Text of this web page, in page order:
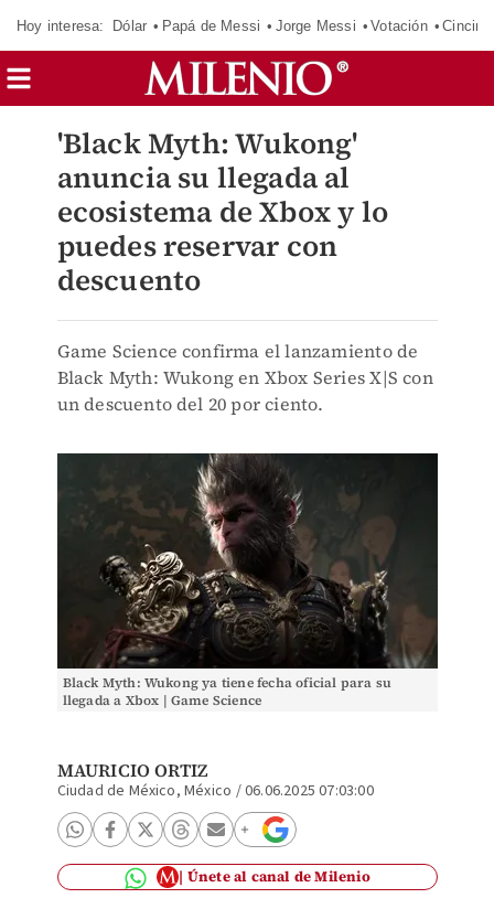
Hoy interesa: Dólar Papá de Messi Jorge Messi Votación
'Black Myth: Wukong'
anuncia su llegada al
ecosistema de Xbox y lo
puedes reservar con
descuento
Game Science confirma el lanzamiento de
Black Myth: Wukong en Xbox Series X|S con
un descuento del 20 por ciento.
Black Myth: Wukong ya tiene fecha oficial para su
llegada a Xbox | Game Science
MAURICIO ORTIZ
Ciudad de México, México /06.06.2025 07:03:00
Únete al canal de Milenio